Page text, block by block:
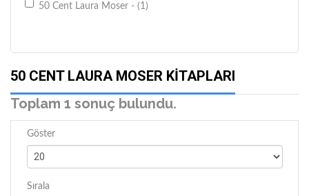
50 Cent Laura Moser - (1)
50 CENT LAURA MOSER KITAPLARI
Toplam 1 sonuç bulundu.
Göster
Sırala